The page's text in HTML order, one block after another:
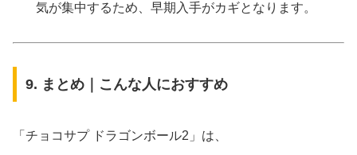
気が集中するため、早期入手がカギとなります。
9. まとめ｜こんな人におすすめ
「チョコサプ ドラゴンボール2」は、